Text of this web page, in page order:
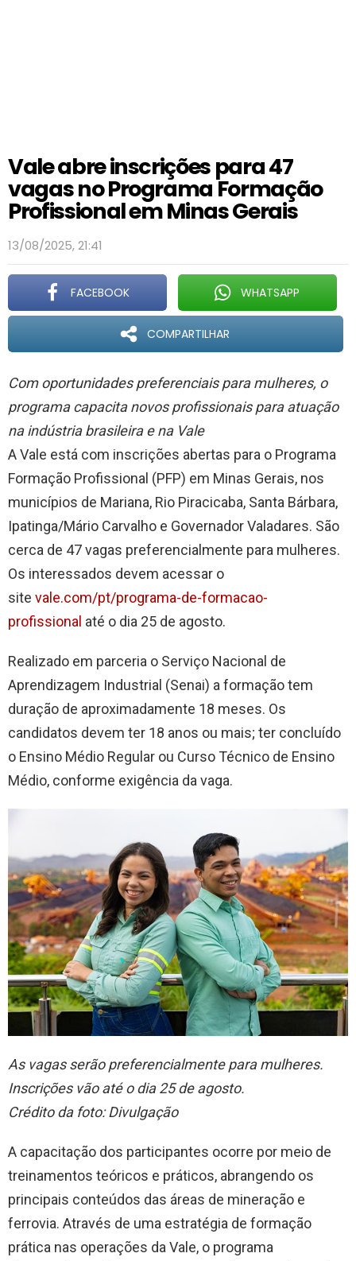
Vale abre inscrições para 47
vagas no Programa Formação
Profissional em Minas Gerais
13/08/2025, 21:41
FACEBOOK WHATSAPP
COMPARTILHAR
Com oportunidades preferenciais para mulheres, o
programa capacita novos profissionais para atuação
na indústria brasileira e na Vale
A Vale está com inscrições abertas para o Programa
Formação Profissional (PFP) em Minas Gerais, nos
municípios de Mariana, Rio Piracicaba, Santa Bárbara,
Ipatinga/Mário Carvalho e Governador Valadares. São
cerca de 47 vagas preferencialmente para mulheres.
Os interessados devem acessar o
site vale.com/pt/programa-de-formacao-
profissional até o dia 25 de agosto.
Realizado em parceria o Serviço Nacional de
Aprendizagem Industrial (Senai) a formação tem
duração de aproximadamente 18 meses. Os
candidatos devem ter 18 anos ou mais; ter concluído
o Ensino Médio Regular ou Curso Técnico de Ensino
Médio, conforme exigência da vaga.
As vagas serão preferencialmente para mulheres.
Inscrições vão até o dia 25 de agosto.
Crédito da foto:Divulgação
A capacitação dos participantes ocorre por meio de
treinamentos teóricos e práticos, abrangendo os
principais conteúdos das áreas de mineração e
ferrovia. Através de uma estratégia de formação
prática nas operações da Vale, o programa